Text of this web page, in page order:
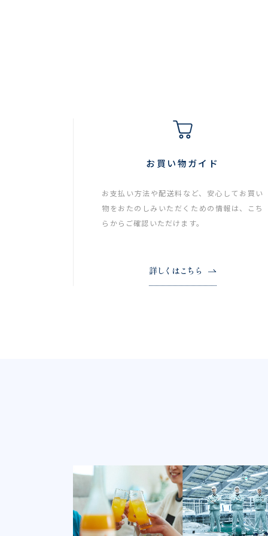
お買い物ガイド
お支払い方法や配送料など、安心してお買い
物をおたのしみいただくための情報は、こち
らからご確認いただけます。
詳しくはこちら